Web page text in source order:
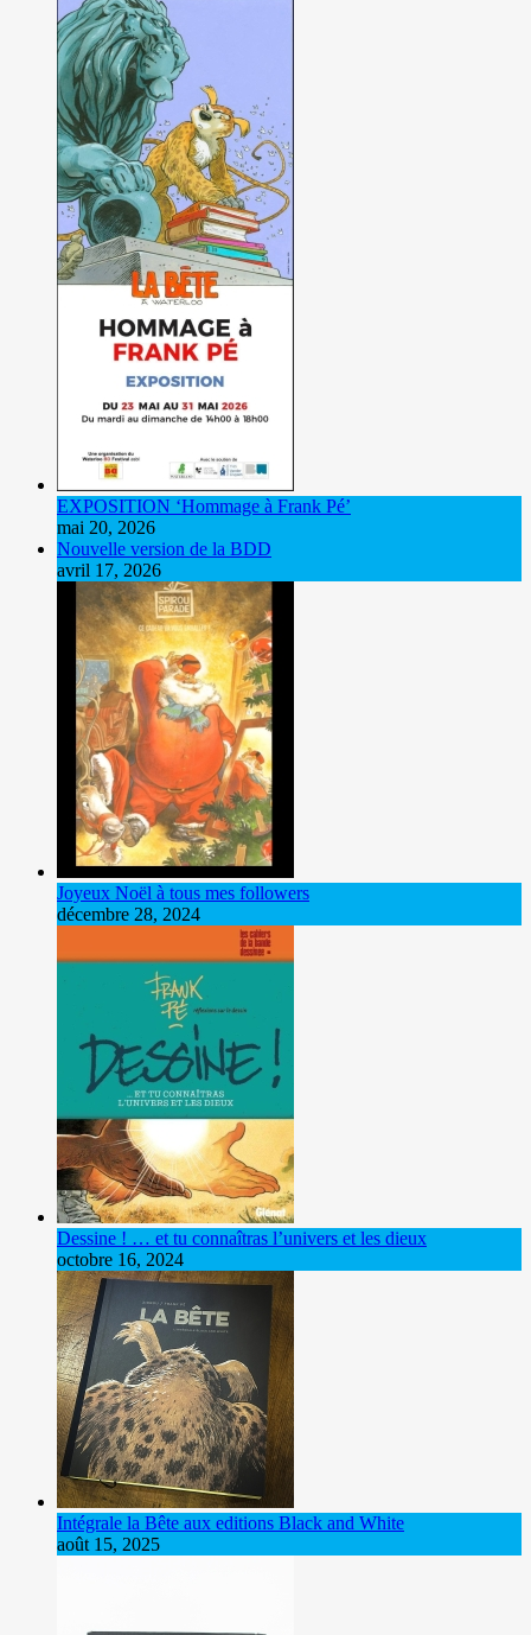
EXPOSITION ‘Hommage à Frank Pé’
mai 20, 2026
Nouvelle version de la BDD
avril 17, 2026
Joyeux Noël à tous mes followers
décembre 28, 2024
Dessine ! … et tu connaîtras l’univers et les dieux
octobre 16, 2024
Intégrale la Bête aux editions Black and White
août 15, 2025